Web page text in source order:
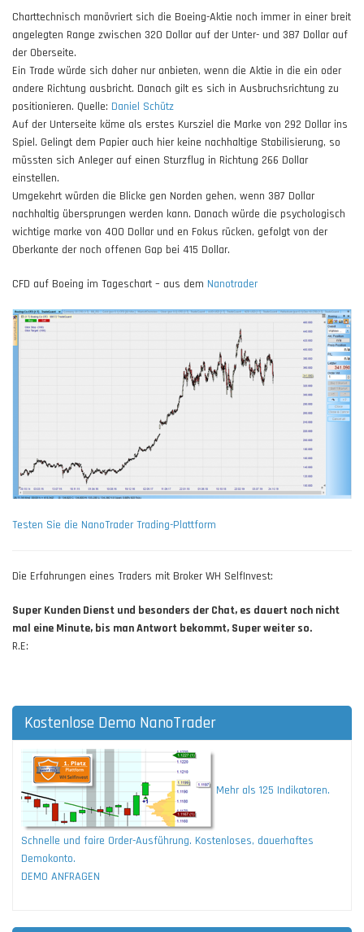
Charttechnisch manövriert sich die Boeing-Aktie noch immer in einer breit
angelegten Range zwischen 320 Dollar auf der Unter- und 387 Dollar auf
der Oberseite.
Ein Trade würde sich daher nur anbieten, wenn die Aktie in die ein oder
andere Richtung ausbricht. Danach gilt es sich in Ausbruchsrichtung zu
positionieren. Quelle: Daniel Schütz
Auf der Unterseite käme als erstes Kursziel die Marke von 292 Dollar ins
Spiel. Gelingt dem Papier auch hier keine nachhaltige Stabilisierung, so
müssten sich Anleger auf einen Sturzflug in Richtung 266 Dollar
einstellen.
Umgekehrt würden die Blicke gen Norden gehen, wenn 387 Dollar
nachhaltig übersprungen werden kann. Danach würde die psychologisch
wichtige marke von 400 Dollar und en Fokus rücken, gefolgt von der
Oberkante der noch offenen Gap bei 415 Dollar.
CFD auf Boeing im Tageschart – aus dem Nanotrader
Testen Sie die NanoTrader Trading-Plattform
Die Erfahrungen eines Traders mit Broker WH SelfInvest:
Super Kunden Dienst und besonders der Chat, es dauert noch nicht
mal eine Minute, bis man Antwort bekommt, Super weiter so.
R.E:
Kostenlose Demo NanoTrader
Mehr als 125 Indikatoren.
Schnelle und faire Order-Ausführung. Kostenloses, dauerhaftes
Demokonto.
DEMO ANFRAGEN